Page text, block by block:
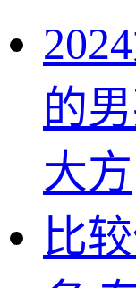
的
大方
比